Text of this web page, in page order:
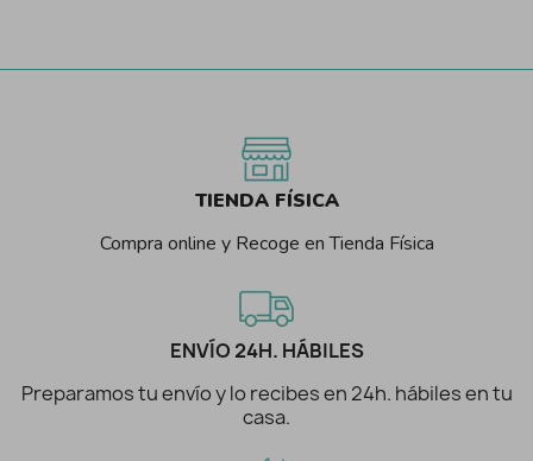
TIENDA FÍSICA
Compra online y Recoge en Tienda Física
ENVÍO 24H. HÁBILES
Preparamos tu envío y lo recibes en 24h. hábiles en tu
casa.